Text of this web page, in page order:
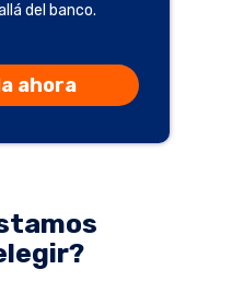
del banco.
ahora